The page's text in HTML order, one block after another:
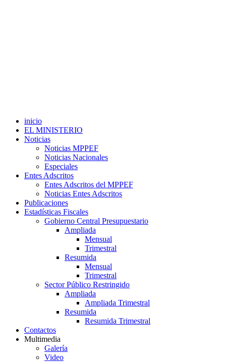
inicio
EL MINISTERIO
Noticias
Noticias MPPEF
Noticias Nacionales
Especiales
Entes Adscritos
Entes Adscritos del MPPEF
Noticias Entes Adscritos
Publicaciones
Estadísticas Fiscales
Gobierno Central Presupuestario
Ampliada
Mensual
Trimestral
Resumida
Mensual
Trimestral
Sector Público Restringido
Ampliada
Ampliada Trimestral
Resumida
Resumida Trimestral
Contactos
Multimedia
Galería
Video